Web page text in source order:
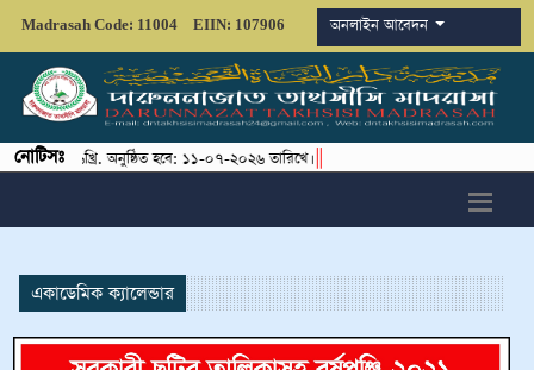
Madrasah Code: 11004 EIIN: 107906 অনলাইন আবেদন
নোটিসঃ২০২৬খ্রি. অনুষ্ঠিত হবে: ১১-০৭-২০২৬ তারিখে।||
একাডেমিক ক্যালেন্ডার